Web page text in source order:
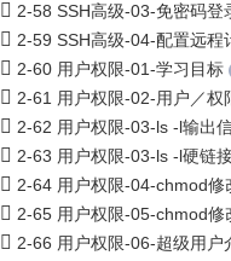
2-58 SSH高级-03-免密码登
2-59 SSH高级-04-配置远程
2-60 用户权限-01-学习目标
2-61 用户权限-02-用户／权
2-62 用户权限-03-ls -l输出
2-63 用户权限-03-ls -l硬链
2-64 用户权限-04-chmod修
2-65 用户权限-05-chmod修
2-66 用户权限-06-超级用户